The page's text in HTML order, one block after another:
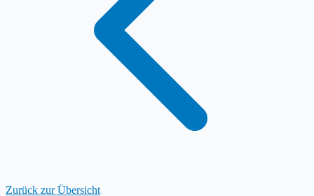
Zurück zur Übersicht